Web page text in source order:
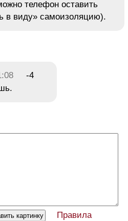
телефон оставить
в виду» самоизоляцию).
-4
Правила